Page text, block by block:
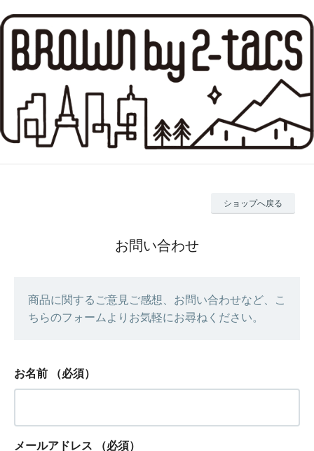
ショップへ戻る
お問い合わせ
商品に関するご意見ご感想、お問い合わせなど、こ
ちらのフォームよりお気軽にお尋ねください。
お名前 （必須）
メールアドレス （必須）